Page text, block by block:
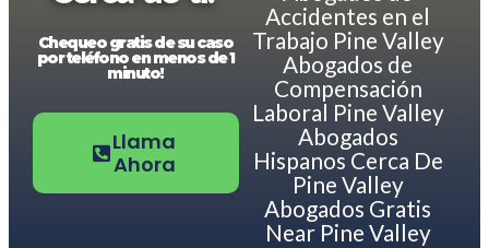
Chequeo gratis de su caso
por teléfono en menos de 1
minuto!
Llama
Ahora
Accidentes en el
Trabajo Pine Valley
Abogados de
Compensación
Laboral Pine Valley
Abogados
Hispanos Cerca De
Pine Valley
Abogados Gratis
Near Pine Valley